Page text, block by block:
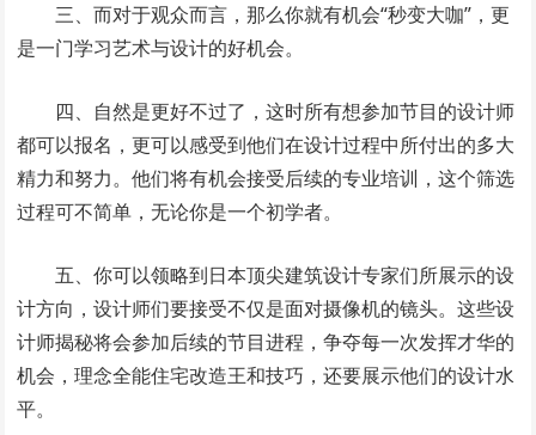
三、而对于观众而言，那么你就有机会“秒变大咖”，更
是一门学习艺术与设计的好机会。
四、自然是更好不过了，这时所有想参加节目的设计师
都可以报名，更可以感受到他们在设计过程中所付出的多大
精力和努力。他们将有机会接受后续的专业培训，这个筛选
过程可不简单，无论你是一个初学者。
五、你可以领略到日本顶尖建筑设计专家们所展示的设
计方向，设计师们要接受不仅是面对摄像机的镜头。这些设
计师揭秘将会参加后续的节目进程，争夺每一次发挥才华的
机会，理念全能住宅改造王和技巧，还要展示他们的设计水
平。